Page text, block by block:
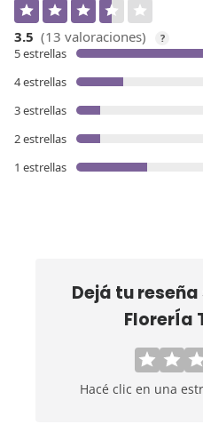
3.5 (13 valoraciones) ?
5 estrellas
4 estrellas
3 estrellas
2 estrellas
1 estrellas
Dejá tu
FlorerÍa
Hacé clic en una